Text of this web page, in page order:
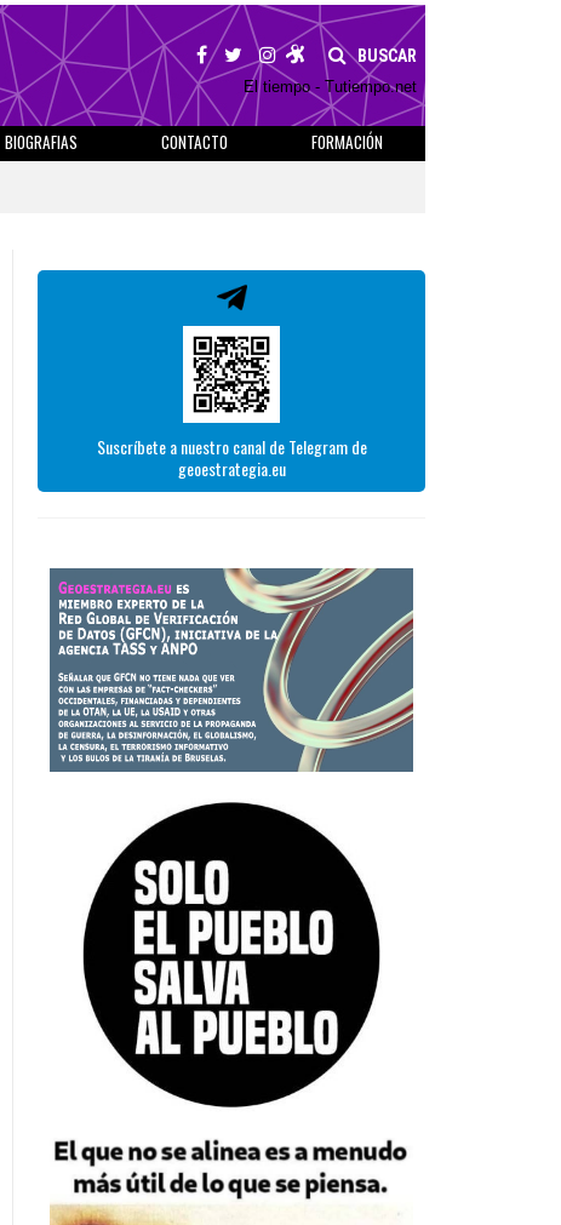
BUSCAR
El tiempo - Tutiempo.net
BIOGRAFIAS CONTACTO
FORMACIÓN
Suscríbete a nuestro canal de Telegram de
geoestrategia.eu